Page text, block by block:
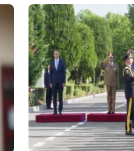
SUFICIENT DE BUNĂ”